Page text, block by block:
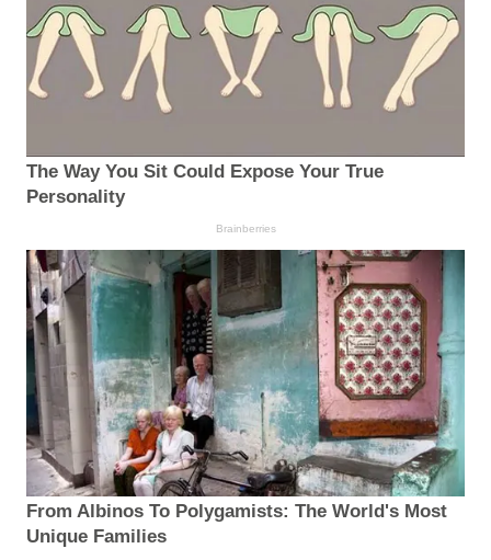
The Way You Sit Could Expose Your True
Personality
Brainberries
From Albinos To Polygamists: The World's Most
Unique Families